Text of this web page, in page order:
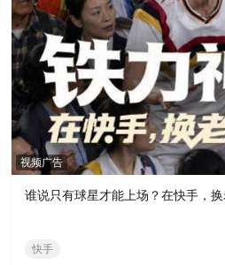
视频广告
谁说只有球星才能上场？在快手，换
快手